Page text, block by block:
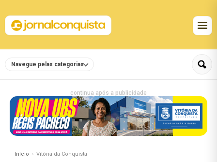
Navegue pelas categorias
continua após a publicidade
Início Vitória da Conquista